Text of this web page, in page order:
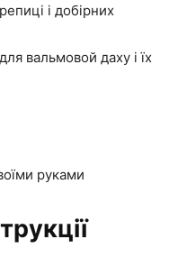
і добірних
вальмовой даху і їх
руками